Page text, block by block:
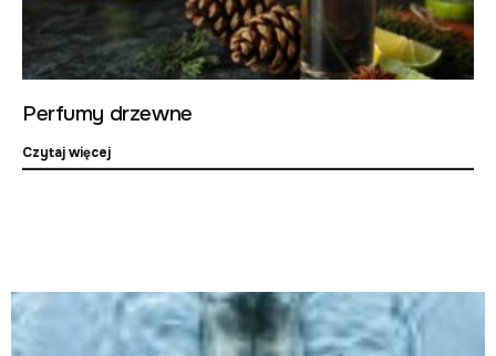
Perfumy drzewne
Czytaj więcej